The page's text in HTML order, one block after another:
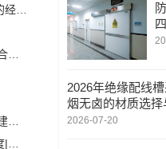
恒力集团董事长陈建华：致力于打造全球行业标杆，为国家的经济高质量发展贡献更大力量|上海电气集团党委书记、董事长吴磊来访
安森美和上能电气携手引领可持续能源应用的发展 两家公司合作开发高性能储能和太阳能组串式逆变器方案 以实现可持续的未来
白鹤滩水电站全部机组投产发电 世界最大清洁能源走廊全面建成|将为建设新型能源体系、保障国家能源安全、实现“双碳”目标提供有力支撑
2026年绝缘配线
烟无卤的材质选
解析
2026-07-20